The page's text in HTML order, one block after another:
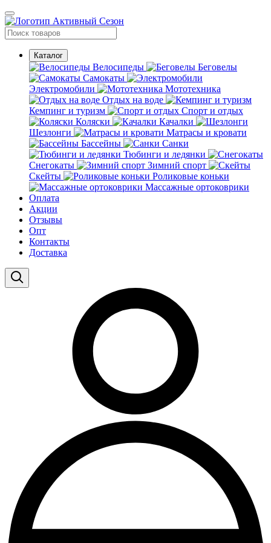
Каталог
Велосипеды
Беговелы
Самокаты
Электромобили
Мототехника
Отдых на воде
Кемпинг и туризм
Спорт и отдых
Коляски
Качалки
Шезлонги
Матрасы и кровати
Бассейны
Санки
Тюбинги и ледянки
Снегокаты
Зимний спорт
Скейты
Роликовые коньки
Массажные ортоковрики
Оплата
Акции
Отзывы
Опт
Контакты
Доставка